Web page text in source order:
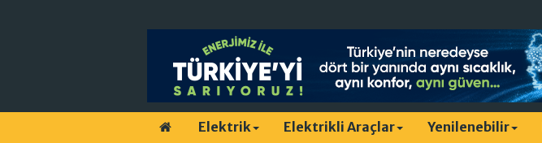
Elektrik Elektrikli Araçlar Yenilenebilir